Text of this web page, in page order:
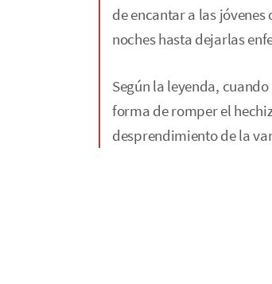
de encantar a las
noches hasta dejarlas
Según la leyenda,
forma de romper el
desprendimiento de la